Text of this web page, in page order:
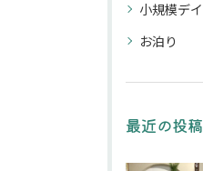
小規模デイ
お泊り
最近の投稿